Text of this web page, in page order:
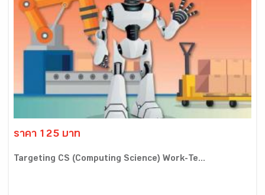
ราคา 125 บาท
Targeting CS (Computing Science) Work-Te...